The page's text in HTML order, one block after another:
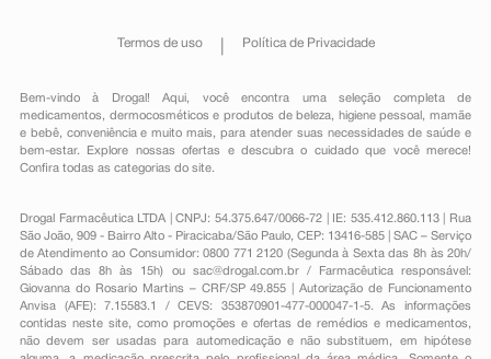
Termos de uso Política de Privacidade
Bem-vindo à Drogal! Aqui, você encontra uma seleção completa de
medicamentos , dermocosméticos e produtos de beleza, higiene pessoal ,mamãe
e bebê, conveniênciae muito mais, para atender suas necessidades de saúde e
bem-estar. Explore nossas ofertas e descubra o cuidado que você merece!
Confira todas as categorias do site.
Drogal Farmacêutica LTDA | CNPJ: 54.375.647/0066-72 | IE: 535.412.860.113 | Rua
São João, 909 - Bairro Alto - Piracicaba/São Paulo, CEP: 13416-585 | SAC – Serviço
de Atendimento ao Consumidor: 0800 771 2120 (Segunda à Sexta das 8h às 20h/
Sábado das 8h às 15h) ou sac@drogal.com.br/ Farmacêutica responsável:
Giovanna do Rosario Martins – CRF/SP 49.855 | Autorização de Funcionamento
Anvisa (AFE): 7.15583.1 / CEVS: 353870901-477-000047-1-5. As informações
contidas neste site, como promoções e ofertas de remédios e medicamentos,
não devem ser usadas para automedicação e não substituem, em hipótese